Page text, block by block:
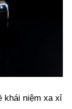
khái niệm xa xỉ